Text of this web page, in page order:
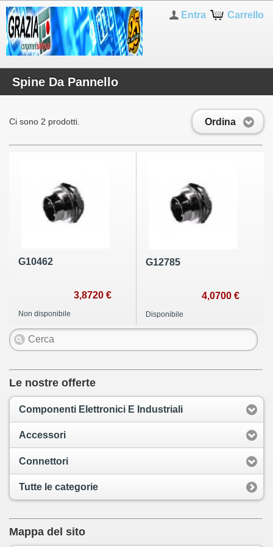
Carrello
Entra
Spine Da Pannello
Ordina
Ci sono 2 prodotti.
G10462
3,8720 €
Non disponibile
G12785
4,0700 €
Disponibile
Le nostre offerte
Componenti Elettronici E Industriali
Accessori
Connettori
Tutte le categorie
Mappa del sito